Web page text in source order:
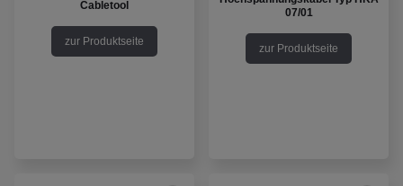
Cabletool
zur Produktseite
07/01
zur Produktseite